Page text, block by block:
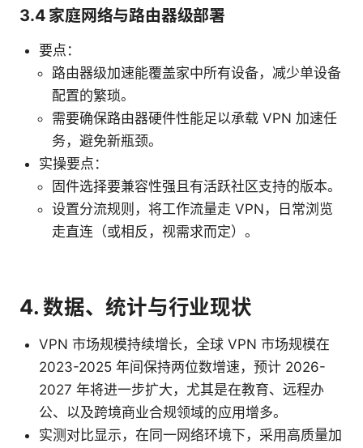
3.4 家庭网络与路由器级部署
要点：
路由器级加速能覆盖家中所有设备，减少单设备
配置的繁琐。
需要确保路由器硬件性能足以承载 VPN 加速任
务，避免新瓶颈。
实操要点：
固件选择要兼容性强且有活跃社区支持的版本。
设置分流规则，将工作流量走 VPN，日常浏览
走直连（或相反，视需求而定）。
4. 数据、统计与行业现状
VPN 市场规模持续增长，全球 VPN 市场规模在
2023-2025 年间保持两位数增速，预计 2026-
2027 年将进一步扩大，尤其是在教育、远程办
公、以及跨境商业合规领域的应用增多。
实测对比显示，在同一网络环境下，采用高质量加